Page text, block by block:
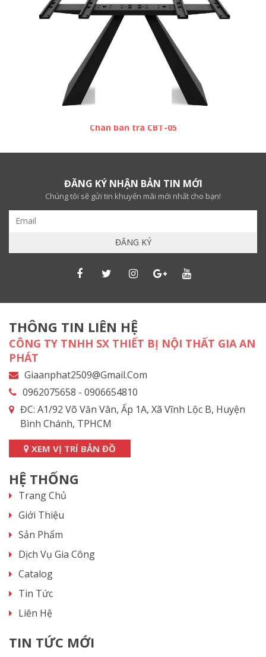
Chân bàn trà CBT-05
ĐĂNG KÝ NHẬN BẢN TIN MỚI
Chúng tôi sẽ gửi tin khuyến mãi mới nhất cho bạn!
THÔNG TIN LIÊN HỆ
CÔNG TY TNHH SX THIẾT BỊ NỘI THẤT GIA AN
PHÁT
Giaanphat2509@gmail.com
0962075658 - 0906654810
ĐC: A1/92 Võ Văn Vân, Ấp 1A, Xã Vĩnh Lộc B, Huyện
Bình Chánh, TPHCM
XEM VỊ TRÍ BẢN ĐỒ
HỆ THỐNG
Trang Chủ
Giới Thiệu
Sản Phẩm
Dịch Vụ Gia Công
Catalog
Tin Tức
Liên Hệ
TIN TỨC MỚI